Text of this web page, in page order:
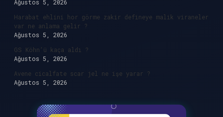
Ağustos 5, 2026
Harabat ehlini hor görme zakir defineye malik viraneler
var ne anlama gelir ?
Ağustos 5, 2026
GS Köhn’ü kaça aldı ?
Ağustos 5, 2026
Avene cicalfate scar jel ne işe yarar ?
Ağustos 5, 2026